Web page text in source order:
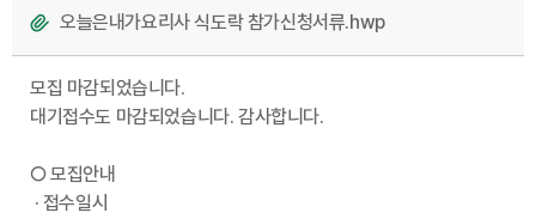
오늘은내가요리사 식도락 참가신청서류.hwp
모집 마감되었습니다.
대기접수도 마감되었습니다. 감사합니다.
○ 모집안내
· 접수일시